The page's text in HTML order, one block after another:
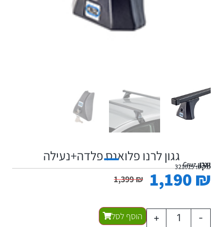
גגון לרנו פלואנס פלדה+נעילה
יצרן:Cruzמקט:321015
1,399₪ 1,190₪
-
+ הוסף לסל